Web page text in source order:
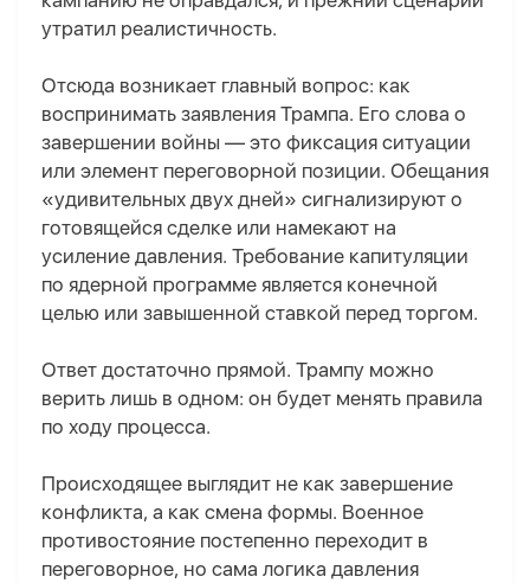
утратил реалистичность.
Отсюда возникает главный вопрос: как
воспринимать заявления Трампа. Его слова о
завершении войны — это фиксация ситуации
или элемент переговорной позиции. Обещания
«удивительных двух дней» сигнализируют о
готовящейся сделке или намекают на
усиление давления. Требование капитуляции
по ядерной программе является конечной
целью или завышенной ставкой перед торгом.
Ответ достаточно прямой. Трампу можно
верить лишь в одном: он будет менять правила
по ходу процесса.
Происходящее выглядит не как завершение
конфликта, а как смена формы. Военное
противостояние постепенно переходит в
переговорное, но сама логика давления